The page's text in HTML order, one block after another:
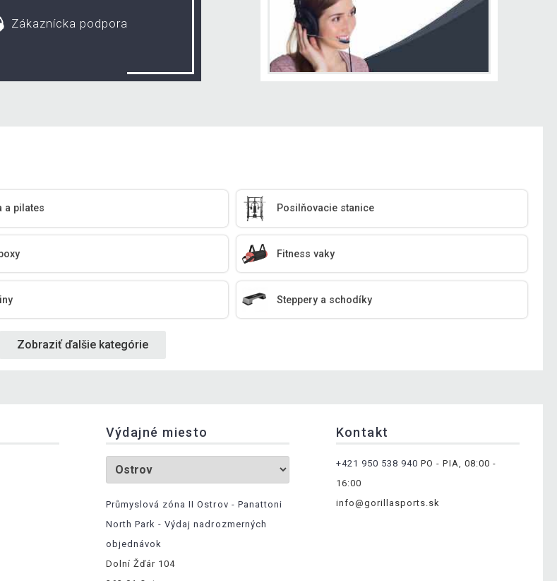
Zákaznícka podpora
a pilates Posilňovacie stanice
Fitness vaky
Steppery a schodíky
Zobraziť ďalšie kategórie
Výdajné miesto
Průmyslová zóna II Ostrov - Panattoni
North Park - Výdaj nadrozmerných
objednávok
Dolní Žďár 104
Kontakt
+421 950 538 940 PO - PIA, 08:00 -
16:00
info@gorillasports.sk